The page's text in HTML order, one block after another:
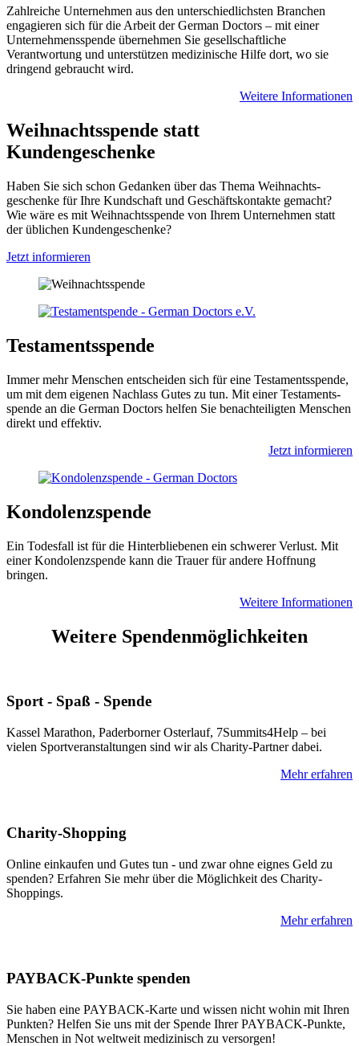
Zahlreiche Unter­nehmen aus den unter­schied­lichsten Branchen
enga­gieren sich für die Arbeit der German Doctors – mit einer
Unternehmensspende übernehmen Sie gesellschaftliche
Verantwortung und unterstützen medizinische Hilfe dort, wo sie
dringend gebraucht wird.
Weitere Informationen
Weihnachtsspende statt
Kundengeschenke
Haben Sie sich schon Ge­danken über das Thema Weih­nachts­
geschenke für Ihre Kund­schaft und Ge­schäfts­kontakte ge­macht?
Wie wäre es mit Weih­nachts­spende von Ihrem Unter­nehmen statt
der üblichen Kunden­geschenke?
Jetzt informieren
Testaments­spende
Immer mehr Menschen entscheiden sich für eine Testa­ments­spende,
um mit dem eigenen Nach­lass Gutes zu tun. Mit einer Testa­ments­
spende an die German Doctors helfen Sie benach­teiligten Menschen
direkt und effektiv.
Jetzt informieren
Kondolenz­spende
Ein Todes­fall ist für die Hinter­bliebenen ein schwerer Verlust. Mit
einer Kondo­lenz­spende kann die Trauer für andere Hoffnung
bringen.
Weitere Informationen
Weitere Spendenmöglichkeiten
Sport - Spaß - Spende
Kassel Marathon, Pader­borner Oster­lauf, 7Summits4Help – bei
vielen Sport­ver­anstaltungen sind wir als Charity-Partner dabei.
Mehr erfahren
Charity-Shopping
Online einkaufen und Gutes tun - und zwar ohne eignes Geld zu
spenden? Erfahren Sie mehr über die Möglichkeit des Charity-
Shoppings.
Mehr erfahren
PAYBACK-Punkte spenden
Sie haben eine PAYBACK-Karte und wissen nicht wohin mit Ihren
Punkten? Helfen Sie uns mit der Spende Ihrer PAYBACK-Punkte,
Menschen in Not weltweit medizinisch zu versorgen!